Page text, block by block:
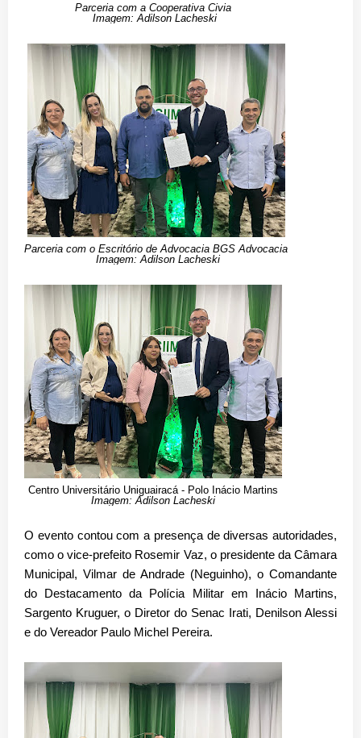
Parceria com a Cooperativa Civia
Imagem: Adilson Lacheski
Parceria com o Escritório de Advocacia BGS Advocacia
Imagem: Adilson Lacheski
Centro Universitário Uniguairacá - Polo Inácio Martins
Imagem: Adilson Lacheski
O evento contou com a presença de diversas autoridades,
como o vice-prefeito Rosemir Vaz, o presidente da Câmara
Municipal, Vilmar de Andrade (Neguinho), o Comandante
do Destacamento da Polícia Militar em Inácio Martins,
Sargento Kruguer, o Diretor do Senac Irati, Denilson Alessi
e do Vereador Paulo Michel Pereira.